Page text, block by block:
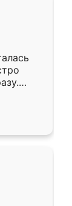
из
к
даже